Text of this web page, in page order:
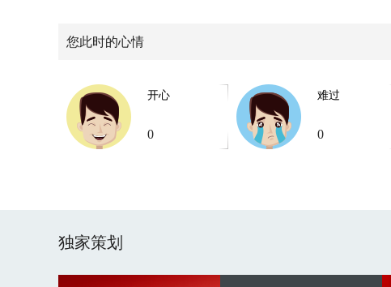
您此时的心情
开心
0
难过
0
独家策划